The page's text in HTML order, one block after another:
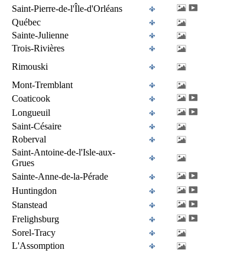
Saint-Pierre-de-l'Île-d'Orléans
Québec
Sainte-Julienne
Trois-Rivières
Rimouski
Mont-Tremblant
Coaticook
Longueuil
Saint-Césaire
Roberval
Saint-Antoine-de-l'Isle-aux-
Grues
Sainte-Anne-de-la-Pérade
Huntingdon
Stanstead
Frelighsburg
Sorel-Tracy
L'Assomption